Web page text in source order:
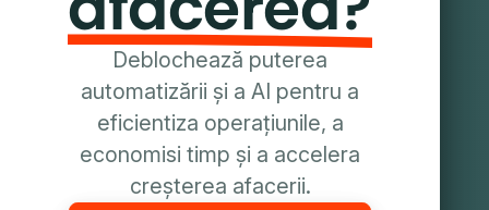
Deblochează puterea
automatizării și a AI pentru a
eficientiza operațiunile, a
economisi timp și a accelera
creșterea afacerii.